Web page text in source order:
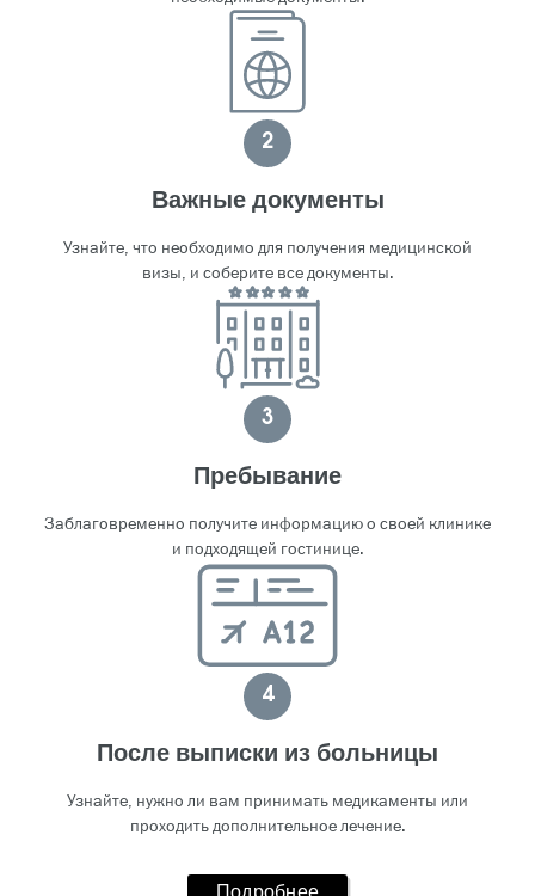
2
Важные документы
Узнайте, что необходимо для получения медицинской
визы, и соберите все документы.
3
Пребывание
Заблаговременно получите информацию о своей клинике
и подходящей гостинице.
4
После выписки из больницы
Узнайте, нужно ли вам принимать медикаменты или
проходить дополнительное лечение.